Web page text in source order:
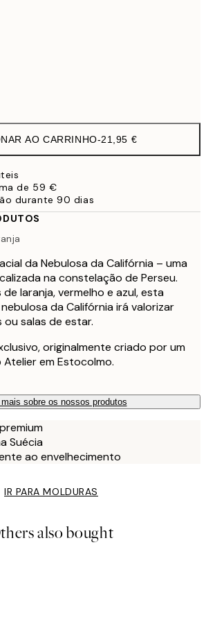
AO CARRINHO-21,95 €
de 59 €
durante 90 dias
da Nebulosa da Califórnia – uma
na constelação de Perseu.
laranja, vermelho e azul, esta
da Califórnia irá valorizar
salas de estar.
originalmente criado por um
em Estocolmo.
sobre os nossos produtos
Suécia
ao envelhecimento
IR PARA MOLDURAS
also bought